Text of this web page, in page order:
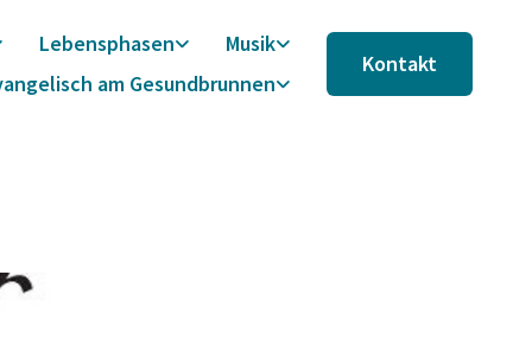
Lebensphasen
Musik
am Gesundbrunnen
Kontakt